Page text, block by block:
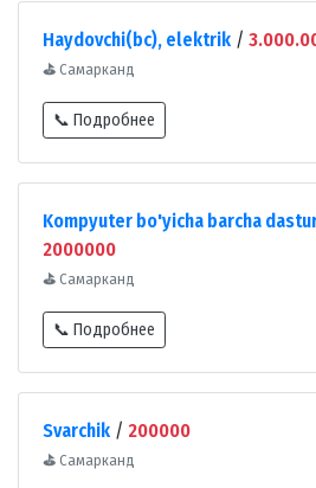
Haydovchi(bc), elektrik /
⛳ Самарканд
📞 Подробнее
Kompyuter bo'yicha barcha
2000000
⛳ Самарканд
📞 Подробнее
Svarchik / 200000
⛳ Самарканд